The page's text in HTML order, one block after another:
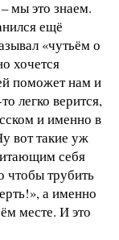
мы это знаем.
ещё
«чутьём о
хочется
поможет нам и
легко верится,
и именно в
вот такие уж
себя
чтобы трубить
а именно
месте. И это